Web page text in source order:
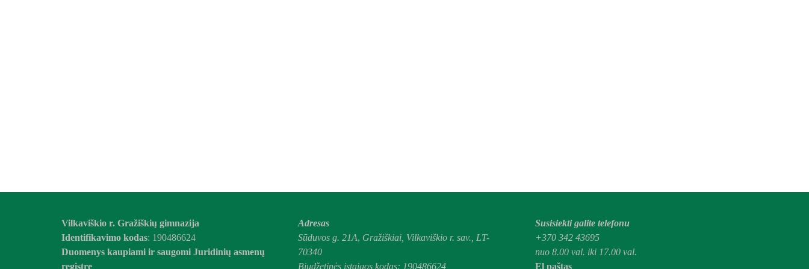
Vilkaviškio r. Gražiškių gimnazija
Identifikavimo kodas: 190486624
Duomenys kaupiami ir saugomi Juridinių asmenų
registre
Adresas
Sūduvos g. 21A, Gražiškiai, Vilkaviškio r. sav., LT-
70340
Biudžetinės įstaigos kodas: 190486624
Susisiekti galite telefonu
+370 342 43695
nuo 8.00 val. iki 17.00 val.
El paštas